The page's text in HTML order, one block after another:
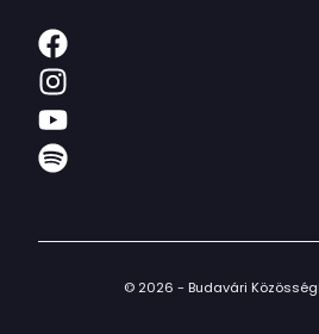
© 2026 - Budavári